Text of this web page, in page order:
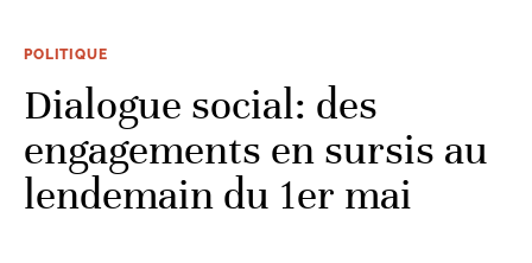
POLITIQUE
Dialogue social: des
engagements en sursis au
lendemain du 1er mai